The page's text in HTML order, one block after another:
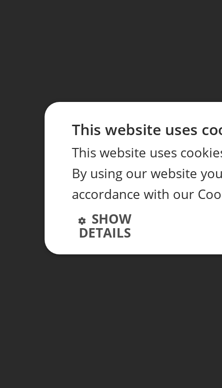
This website uses
This website uses
By using our website
accordance with our
SHOW
DETAILS